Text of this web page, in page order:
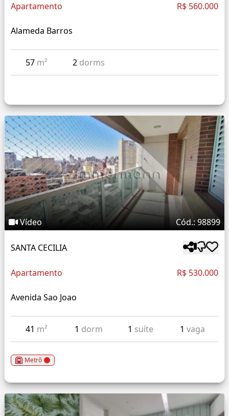
Apartamento R$ 560.000
Alameda Barros
57 m² 2 dorms
Vídeo Cód.: 98899
SANTA CECILIA
Apartamento R$ 530.000
Avenida Sao Joao
41 m² 1 dorm 1 suíte 1 vaga
Metrô